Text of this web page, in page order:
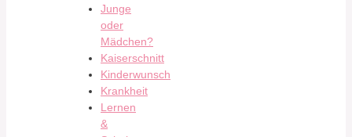
Junge
oder
Mädchen?
Kaiserschnitt
Kinderwunsch
Krankheit
Lernen
&